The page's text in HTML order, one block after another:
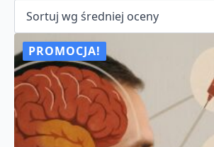
PROMOCJA!